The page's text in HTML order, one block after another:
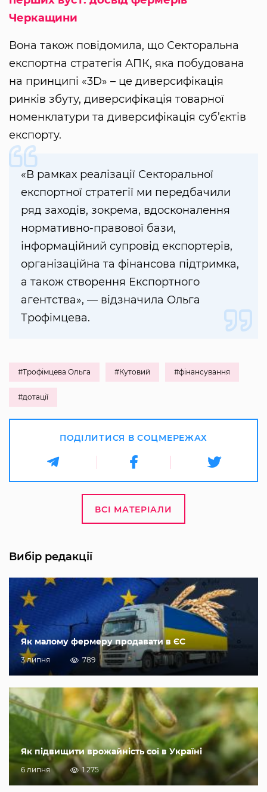
Черкащини
Вона також повідомила, що Секторальна
експортна стратегія АПК, яка побудована
на принципі «3D» – це диверсифікація
ринків збуту, диверсифікація товарної
номенклатури та диверсифікація суб’єктів
експорту.
«В рамках реалізації Секторальної
експортної стратегії ми передбачили
ряд заходів, зокрема, вдосконалення
нормативно-правової бази,
інформаційний супровід експортерів,
організаційна та фінансова підтримка,
а також створення Експортного
агентства», — відзначила Ольга
Трофімцева.
#Трофімцева Ольга #Кутовий #фінансування
#дотації
ПОДІЛИТИСЯ В СОЦМЕРЕЖАХ
ВСІ МАТЕРІАЛИ
Вибір редакції
Як малому фермеру продавати в ЄС
3 липня 789
Як підвищити врожайність сої в Україні
6 липня 1 275